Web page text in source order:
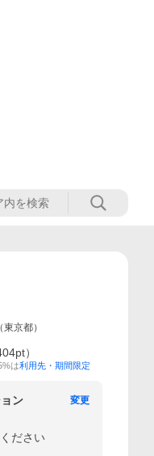
（東京都）
pt）
は利用先・期間限定
ン
変更
ださい